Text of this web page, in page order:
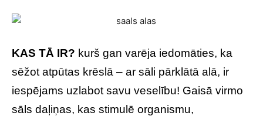
KAS TĀ IR? kurš gan varēja iedomāties, ka
sēžot atpūtas krēslā – ar sāli pārklātā alā, ir
iespējams uzlabot savu veselību! Gaisā virmo
sāls daļiņas, kas stimulē organismu,